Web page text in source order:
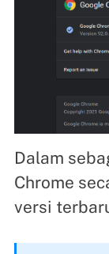
Dalam
Chrome
versi